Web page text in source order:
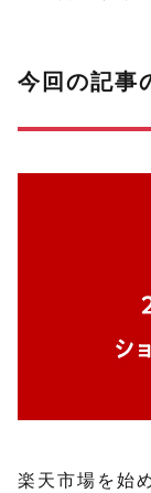
今回の記事
楽天市場を始